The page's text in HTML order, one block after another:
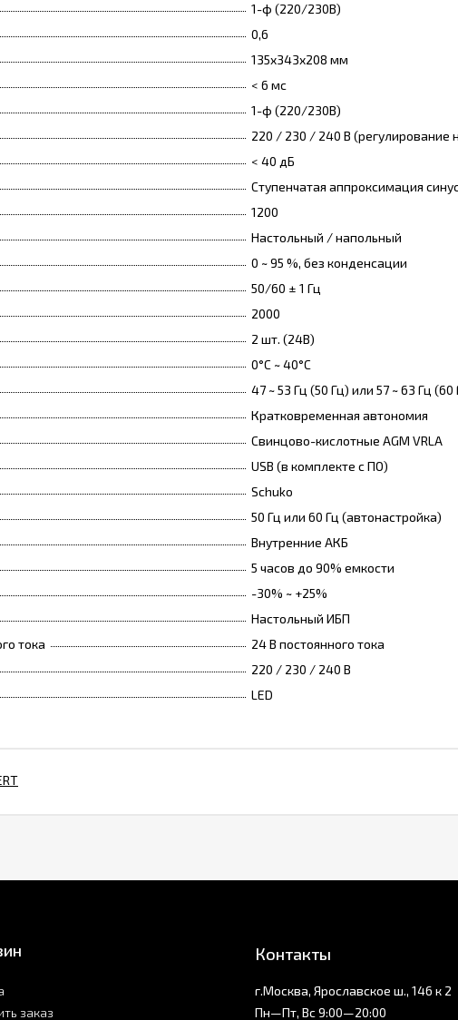
1-ф (220/230В)
0,6
135x343x208 мм
< 6 мс
1-ф (220/230В)
220 / 230 / 240 В (регулирование
< 40 дБ
Ступенчатая аппроксимация
1200
Настольный / напольный
0 ~ 95 %, без конденсации
50/60 ± 1 Гц
2000
2 шт. (24В)
0°C ~ 40°C
47 ~ 53 Гц (50 Гц) или 57 ~ 63 Гц (60
Кратковременная автономия
Свинцово-кислотные AGM VRLA
USB (в комплекте с ПО)
Schuko
50 Гц или 60 Гц (автонастройка)
Внутренние АКБ
5 часов до 90% емкости
-30% ~ +25%
Настольный ИБП
тока
24 В постоянного тока
220 / 230 / 240 В
LED
заказ
Контакты
г.Москва, Ярославское ш., 146 к 2
Пн—Пт, Вс 9:00—20:00